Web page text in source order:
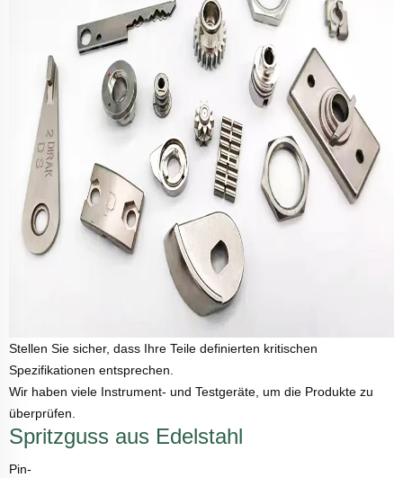
Stellen Sie sicher, dass Ihre Teile definierten kritischen
Spezifikationen entsprechen.
Wir haben viele Instrument- und Testgeräte, um die Produkte zu
überprüfen.
Spritzguss aus Edelstahl
Pin-